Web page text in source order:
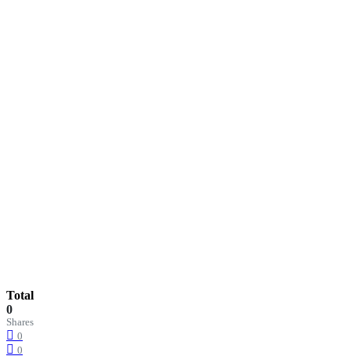
Total
0
Shares
0
0